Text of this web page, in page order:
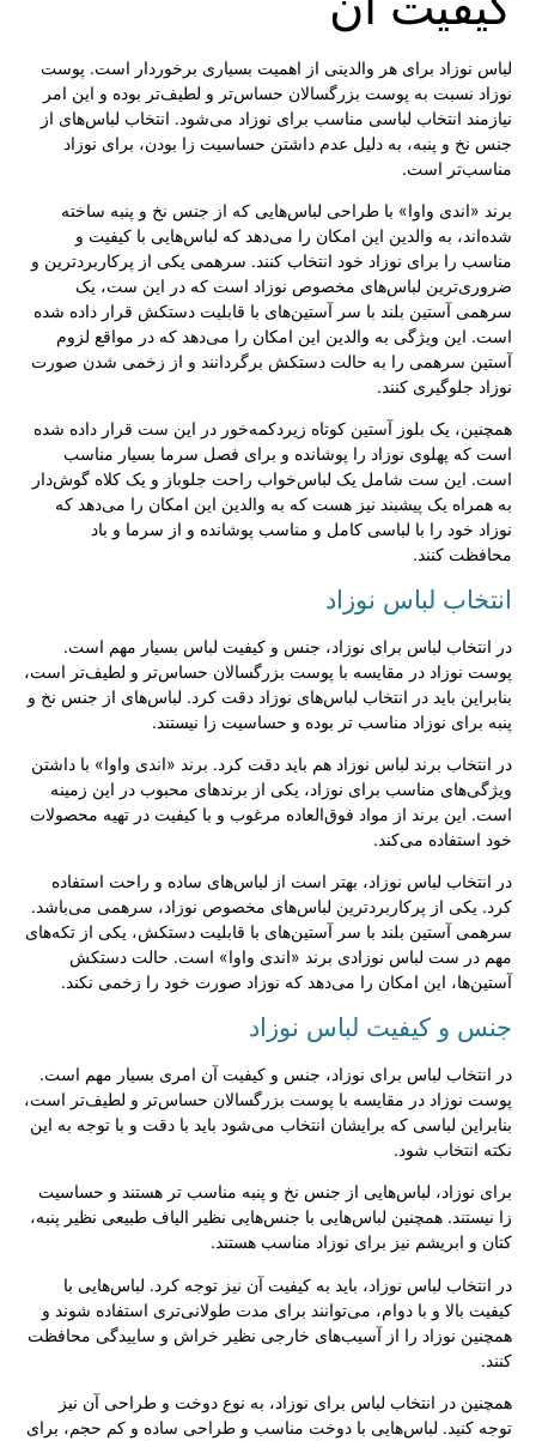
لباس نوزاد برای هر والدینی از اهمیت بسیاری برخوردار است. پوست
نوزاد نسبت به پوست بزرگسالان حساس‌تر و لطیف‌تر بوده و این امر
نیازمند انتخاب لباسی مناسب برای نوزاد می‌شود. انتخاب لباس‌های از
جنس نخ و پنبه، به دلیل عدم داشتن حساسیت زا بودن، برای نوزاد
مناسب‌تر است.
برند «اندی واوا» با طراحی لباس‌هایی که از جنس نخ و پنبه ساخته
شده‌اند، به والدین این امکان را می‌دهد که لباس‌هایی با کیفیت و
مناسب را برای نوزاد خود انتخاب کنند. سرهمی یکی از پر‌کاربردترین و
ضروری‌ترین لباس‌های مخصوص نوزاد است که در این ست، یک
سرهمی آستین بلند با سر آستین‌های با قابلیت دستکش قرار داده شده
است. این ویژگی به والدین این امکان را می‌دهد که در مواقع لزوم
آستین سرهمی را به حالت دستکش برگردانند و از زخمی شدن صورت
نوزاد جلوگیری کنند.
همچنین، یک بلوز آستین کوتاه زیر‌دکمه‌خور در این ست قرار داده شده
است که پهلوی نوزاد را پوشانده و برای فصل سرما بسیار مناسب
است. این ست شامل یک لباس‌خواب راحت جلو‌باز و یک کلاه گوش‌دار
به همراه یک پیشبند نیز هست که به والدین این امکان را می‌دهد که
نوزاد خود را با لباسی کامل و مناسب پوشانده و از سرما و باد
محافظت کنند.
انتخاب لباس نوزاد
در انتخاب لباس برای نوزاد، جنس و کیفیت لباس بسیار مهم است.
پوست نوزاد در مقایسه با پوست بزرگسالان حساس‌تر و لطیف‌تر است،
بنابراین باید در انتخاب لباس‌های نوزاد دقت کرد. لباس‌های از جنس نخ و
پنبه برای نوزاد مناسب تر بوده و حساسیت زا نیستند.
در انتخاب برند لباس نوزاد هم باید دقت کرد. برند «اندی واوا» با داشتن
ویژگی‌های مناسب برای نوزاد، یکی از برندهای محبوب در این زمینه
است. این برند از مواد فوق‌العاده مرغوب و با کیفیت در تهیه محصولات
خود استفاده می‌کند.
در انتخاب لباس نوزاد، بهتر است از لباس‌های ساده و راحت استفاده
کرد. یکی از پر‌کاربردترین لباس‌های مخصوص نوزاد، سرهمی می‌باشد.
سرهمی آستین بلند با سر آستین‌های با قابلیت دستکش، یکی از تکه‌های
مهم در ست لباس نوزادی برند «اندی واوا» است. حالت دستکش
آستین‌ها، این امکان را می‌دهد که نوزاد صورت خود را زخمی نکند.
جنس و کیفیت لباس نوزاد
در انتخاب لباس برای نوزاد، جنس و کیفیت آن امری بسیار مهم است.
پوست نوزاد در مقایسه با پوست بزرگسالان حساس‌تر و لطیف‌تر است،
بنابراین لباسی که برایشان انتخاب می‌شود باید با دقت و با توجه به این
نکته انتخاب شود.
برای نوزاد، لباس‌هایی از جنس نخ و پنبه مناسب تر هستند و حساسیت
زا نیستند. همچنین لباس‌هایی با جنس‌هایی نظیر الیاف طبیعی نظیر پنبه،
کتان و ابریشم نیز برای نوزاد مناسب هستند.
در انتخاب لباس نوزاد، باید به کیفیت آن نیز توجه کرد. لباس‌هایی با
کیفیت بالا و با دوام، می‌توانند برای مدت طولانی‌تری استفاده شوند و
همچنین نوزاد را از آسیب‌های خارجی نظیر خراش و ساییدگی محافظت
کنند.
همچنین در انتخاب لباس برای نوزاد، به نوع دوخت و طراحی آن نیز
توجه کنید. لباس‌هایی با دوخت مناسب و طراحی ساده و کم حجم، برای